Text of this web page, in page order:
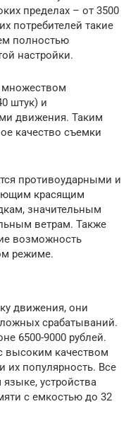
пределах – от 3500
потребителей такие
полностью
настройки.
штук) и
движения. Таким
качество съемки
противоударными и
красящим
значительным
ветрам. Также
возможность
режиме.
движения, они
срабатываний.
6500-9000 рублей.
высоким качеством
их популярность. Все
устройства
с емкостью до 32